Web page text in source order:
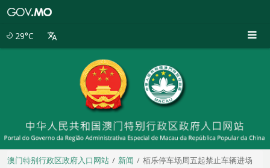
29°C
澳门特别行政区政府入口网站 新闻 栢乐停车场周五起禁止车辆进场